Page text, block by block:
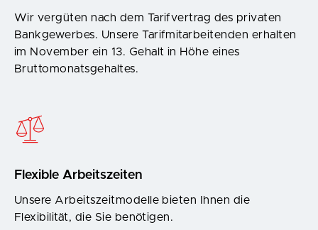
Wir vergüten nach dem Tarifvertrag des privaten
Bankgewerbes. Unsere Tarifmitarbeitenden erhalten
im November ein 13. Gehalt in Höhe eines
Bruttomonatsgehaltes.
Flexible Arbeitszeiten
Unsere Arbeitszeitmodelle bieten Ihnen die
Flexibilität, die Sie benötigen.